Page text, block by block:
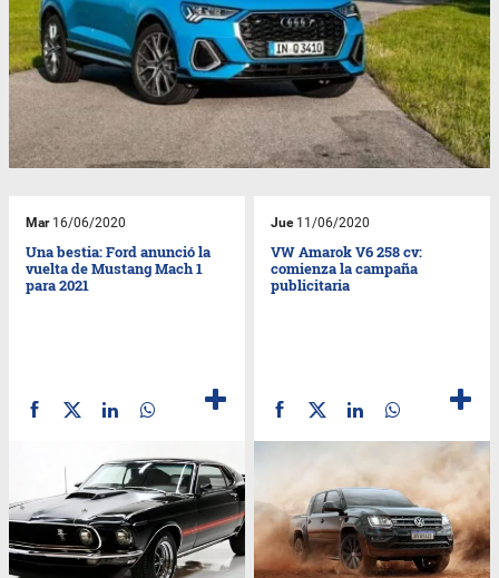
Mar16/06/2020
Una bestia: Ford anunció la
vuelta de Mustang Mach 1
para 2021
Jue11/06/2020
VW Amarok V6 258 cv:
comienza la campaña
publicitaria